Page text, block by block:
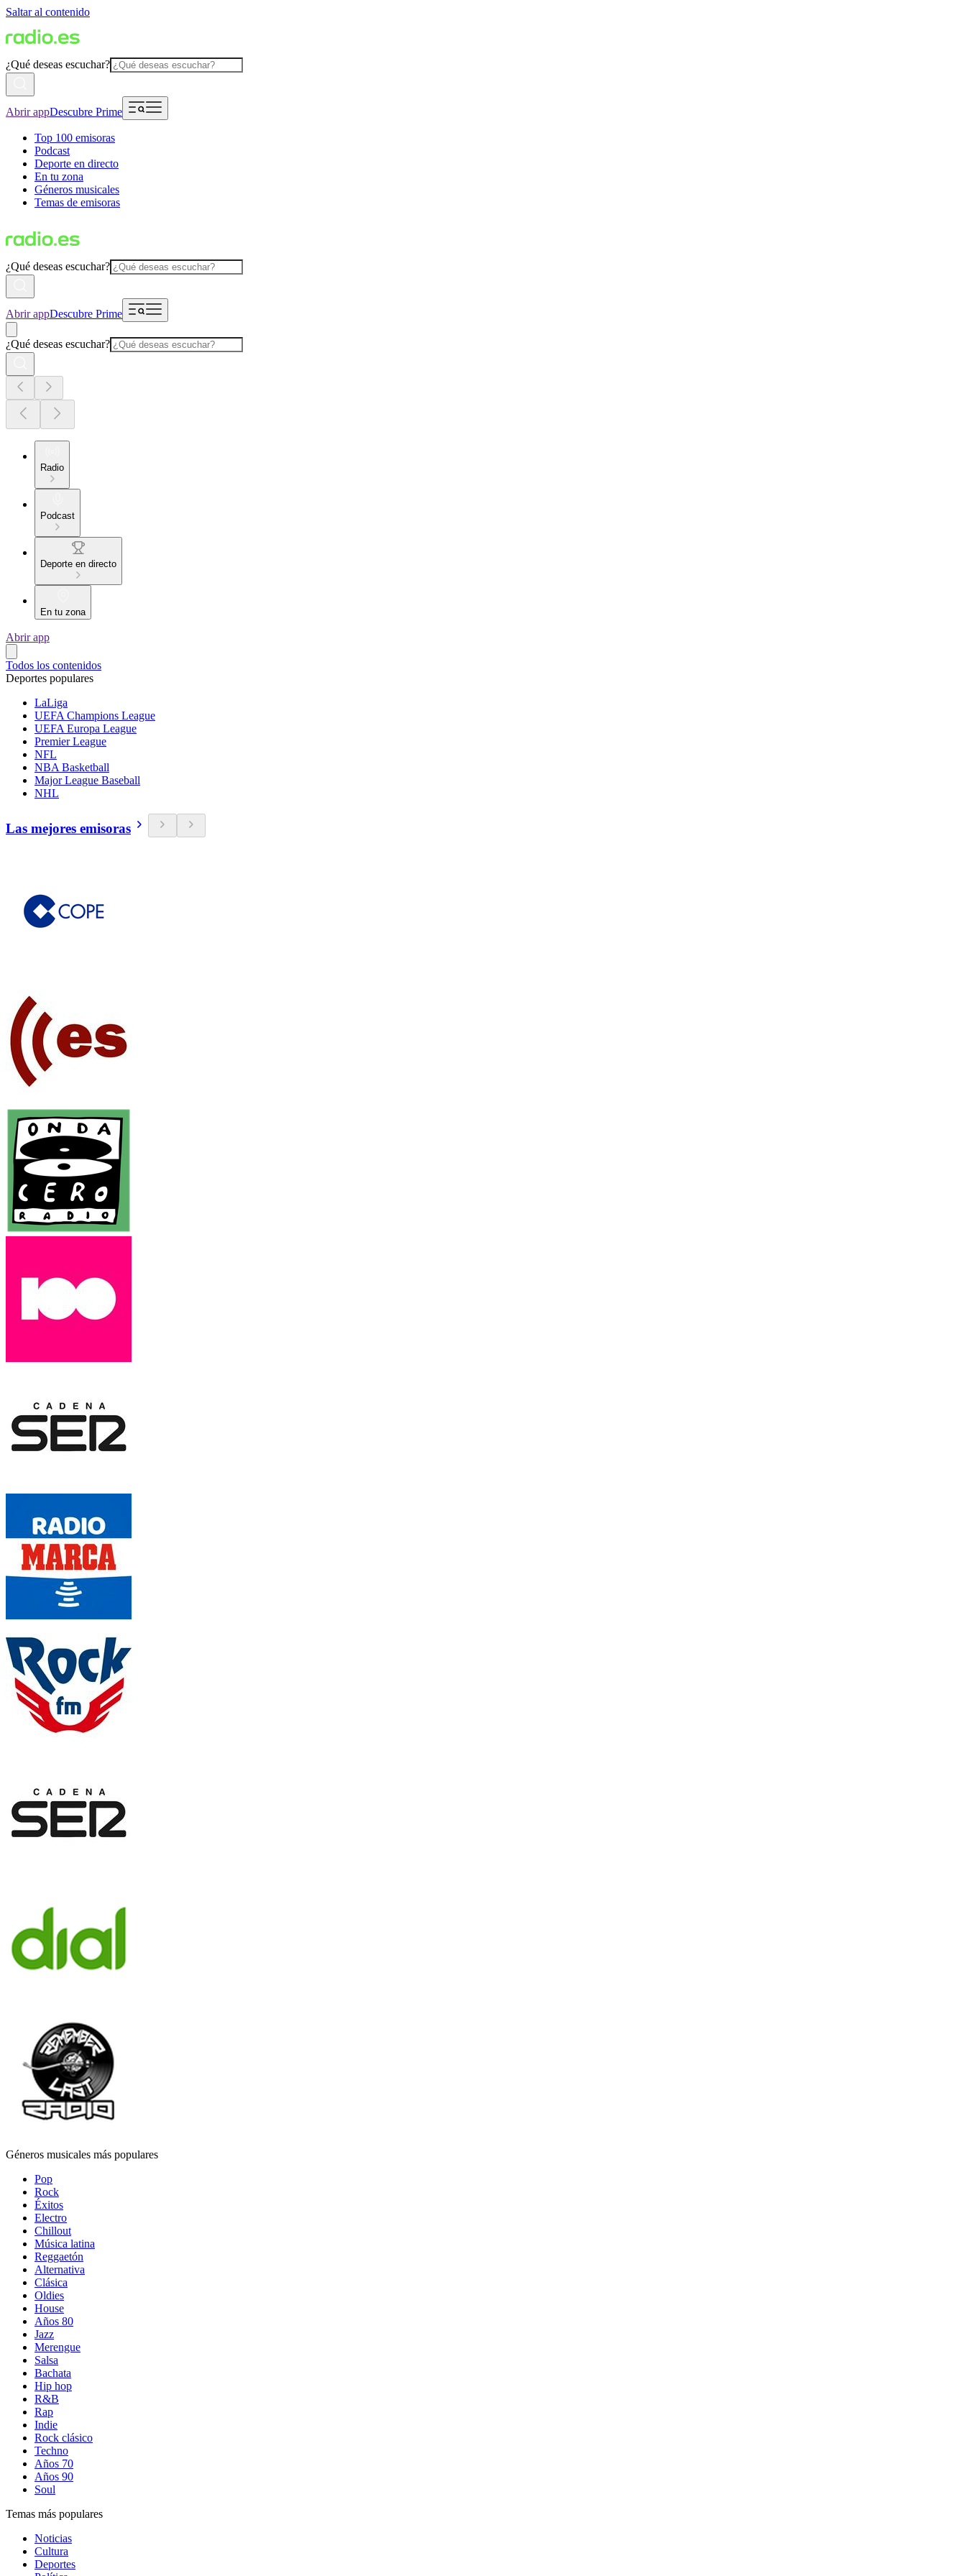
Saltar al contenido
¿Qué deseas escuchar?
Abrir appDescubre Prime
Top 100 emisoras
Podcast
Deporte en directo
En tu zona
Géneros musicales
Temas de emisoras
¿Qué deseas escuchar?
Abrir appDescubre Prime
¿Qué deseas escuchar?
Radio
Podcast
Deporte en directo
En tu zona
Abrir app
Todos los contenidos
Deportes populares
LaLiga
UEFA Champions League
UEFA Europa League
Premier League
NFL
NBA Basketball
Major League Baseball
NHL
Las mejores emisoras
Géneros musicales más populares
Pop
Rock
Éxitos
Electro
Chillout
Música latina
Reggaetón
Alternativa
Clásica
Oldies
House
Años 80
Jazz
Merengue
Salsa
Bachata
Hip hop
R&B
Rap
Indie
Rock clásico
Techno
Años 70
Años 90
Soul
Temas más populares
Noticias
Cultura
Deportes